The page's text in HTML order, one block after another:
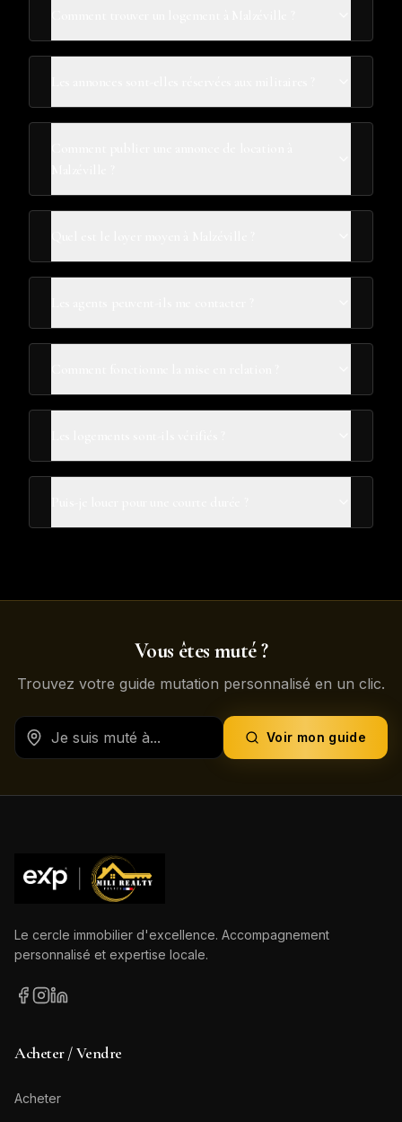
Vous êtes muté ?
Trouvez votre guide mutation personnalisé en un clic.
Voir mon guide
Le cercle immobilier d'excellence. Accompagnement
personnalisé et expertise locale.
Acheter / Vendre
Acheter